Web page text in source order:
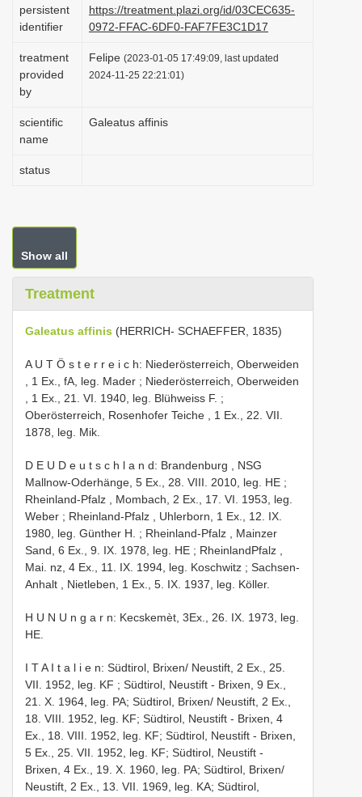
o
n
persistent
identifier
https://treatment.plazi.org/id/03CEC635-
0972-FFAC-6DF0-FAF7FE3C1D17
treatment
provided
by
Felipe (2023-01-05 17:49:09, last updated
2024-11-25 22:21:01)
scientific
name
Galeatus affinis
status
Show all
Treatment
Galeatus affinis (HERRICH- SCHAEFFER, 1835)
A U T Ö s t e r r e i c h: Niederösterreich, Oberweiden
, 1 Ex., fA, leg. Mader ; Niederösterreich, Oberweiden
, 1 Ex., 21. VI. 1940, leg. Blühweiss F. ;
Oberösterreich, Rosenhofer Teiche , 1 Ex., 22. VII.
1878, leg. Mik.
D E U D e u t s c h l a n d: Brandenburg , NSG
Mallnow-Oderhänge, 5 Ex., 28. VIII. 2010, leg. HE ;
Rheinland-Pfalz , Mombach, 2 Ex., 17. VI. 1953, leg.
Weber ; Rheinland-Pfalz , Uhlerborn, 1 Ex., 12. IX.
1980, leg. Günther H.
; Rheinland-Pfalz , Mainzer
Sand, 6 Ex., 9. IX. 1978, leg. HE ; RheinlandPfalz ,
Mai. nz, 4 Ex., 11. IX. 1994, leg. Koschwitz ; Sachsen-
Anhalt , Nietleben, 1 Ex., 5. IX. 1937, leg. Köller.
H U N U n g a r n: Kecskemèt, 3Ex., 26. IX. 1973, leg.
HE.
I T A I t a l i e n: Südtirol, Brixen/ Neustift, 2 Ex., 25.
VII. 1952, leg. KF ; Südtirol, Neustift - Brixen, 9 Ex.,
21. X. 1964, leg. PA; Südtirol, Brixen/ Neustift, 2 Ex.,
18. VIII. 1952, leg. KF; Südtirol, Neustift - Brixen, 4
Ex., 18. VIII. 1952, leg. KF; Südtirol, Neustift - Brixen,
5 Ex., 25. VII. 1952, leg. KF; Südtirol, Neustift -
Brixen, 4 Ex., 19. X. 1960, leg. PA; Südtirol, Brixen/
Neustift, 2 Ex., 13. VII. 1969, leg. KA; Südtirol,